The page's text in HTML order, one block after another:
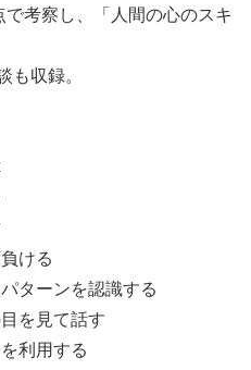
で考察し、「人間の心のスキ
も収録。
ける
ターンを認識する
を見て話す
利用する